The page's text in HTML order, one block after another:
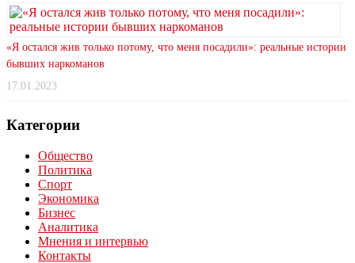
«Я остался жив только потому, что меня посадили»: реальные истории
бывших наркоманов
17.01.2023
Категории
Общество
Политика
Спорт
Экономика
Бизнес
Аналитика
Мнения и интервью
Контакты